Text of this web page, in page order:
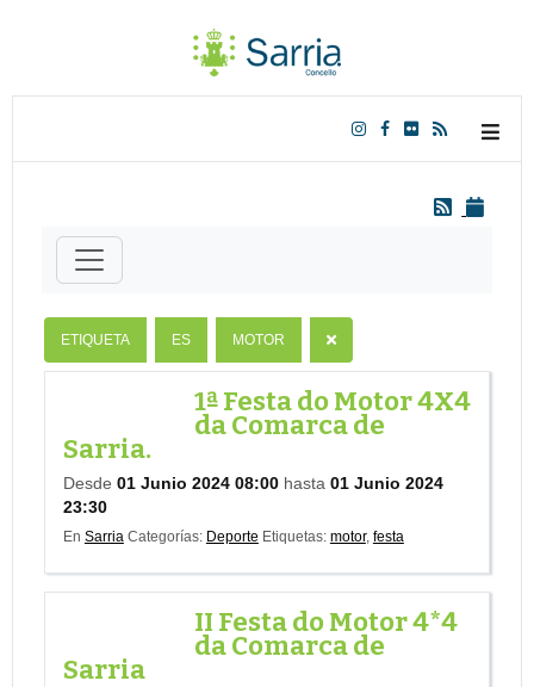
ETIQUETA ES MOTOR
1ª Festa do Motor 4X4
da Comarca de
Sarria.
Desde 01 Junio 2024 08:00 hasta 01 Junio 2024
23:30
En Sarria Categorías: Deporte Etiquetas: motor, festa
II Festa do Motor 4*4
da Comarca de
Sarria